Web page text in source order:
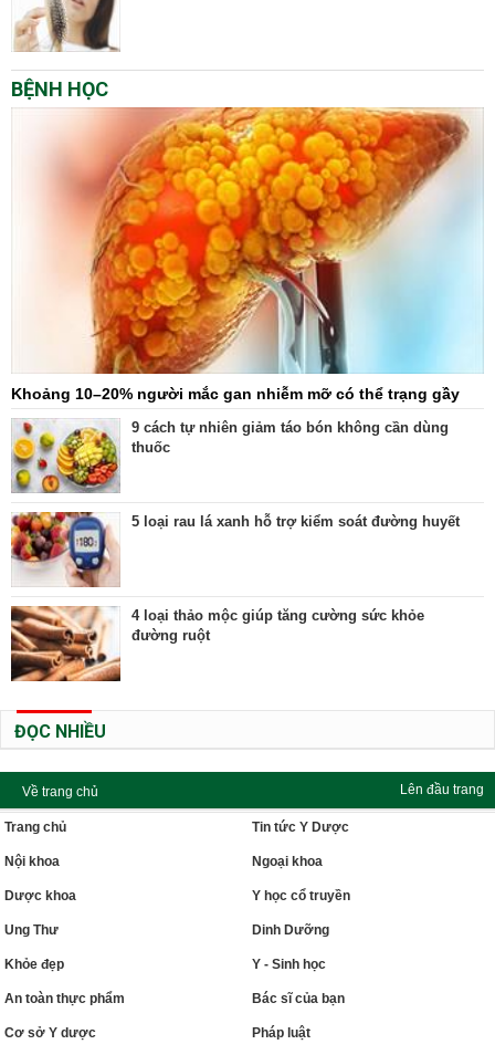
BỆNH HỌC
Khoảng 10–20% người mắc gan nhiễm mỡ có thể trạng gầy
9 cách tự nhiên giảm táo bón không cần dùng
thuốc
5 loại rau lá xanh hỗ trợ kiểm soát đường huyết
4 loại thảo mộc giúp tăng cường sức khỏe
đường ruột
ĐỌC NHIỀU
Về trang chủ Lên đầu trang
Trang chủ Tin tức Y Dược
Nội khoa Ngoại khoa
Dược khoa Y học cổ truyền
Ung Thư Dinh Dưỡng
Khỏe đẹp Y - Sinh học
An toàn thực phẩm Bác sĩ của bạn
Cơ sở Y dược Pháp luật